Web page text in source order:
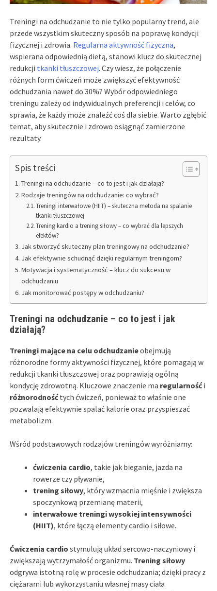
Treningi na odchudzanie to nie tylko popularny trend, ale
przede wszystkim skuteczny sposób na poprawę kondycji
fizycznej i zdrowia. Regularna aktywność fizyczna,
wspierana odpowiednią dietą, stanowi klucz do skutecznej
redukcji tkanki tłuszczowej. Czy wiesz, że połączenie
różnych form ćwiczeń może zwiększyć efektywność
odchudzania nawet do 30%? Wybór odpowiedniego
treningu zależy od indywidualnych preferencji i celów, co
sprawia, że każdy może znaleźć coś dla siebie. Warto zgłębić
temat, aby skutecznie i zdrowo osiągnąć zamierzone
rezultaty.
Spis treści
Treningi na odchudzanie – co to jest i jak działają?
Rodzaje treningów na odchudzanie: co wybrać?
Treningi interwałowe (HIIT) – skuteczna metoda na spalanie
tkanki tłuszczowej
Trening kardio a trening siłowy – co wybrać dla lepszych
efektów?
Jak stworzyć skuteczny plan treningowy na odchudzanie?
Jak efektywnie schudnąć dzięki regularnym treningom?
Motywacja i systematyczność – klucz do sukcesu w
odchudzaniu
Jak monitorować postępy w odchudzaniu?
Treningi na odchudzanie – co to jest i jak
działają?
Treningi mające na celu odchudzanieobejmują
różnorodne formy aktywności fizycznej, które pomagają w
redukcji tkanki tłuszczowej oraz poprawiają ogólną
kondycję zdrowotną. Kluczowe znaczenie ma regularnośći
różnorodnośćtych ćwiczeń, ponieważ to właśnie one
pozwalają efektywnie spalać kalorie oraz przyspieszać
metabolizm.
Wśród podstawowych rodzajów treningów wyróżniamy:
ćwiczenia cardio, takie jak bieganie, jazda na
rowerze czy pływanie,
trening siłowy, który wzmacnia mięśnie i zwiększa
spoczynkową przemianę materii,
interwałowe treningi wysokiej intensywności
(HIIT), które łączą elementy cardio i siłowe.
Ćwiczenia cardio stymulują układ sercowo-naczyniowy i
zwiększają wytrzymałość organizmu. Trening siłowy
odgrywa istotną rolę w procesie odchudzania; dzięki pracy z
ciężarami lub wykorzystaniu własnej masy ciała